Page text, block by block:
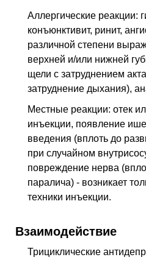
Аллергические реакции:
конъюнктивит, ринит,
различной степени
верхней и/или нижней
щели с затруднением
затруднение дыхания),
Местные реакции: отек
инъекции, появление
введения (вплоть до
при случайном
повреждение нерва
паралича) - возникает
техники инъекции.
Взаимодействие
Трициклические